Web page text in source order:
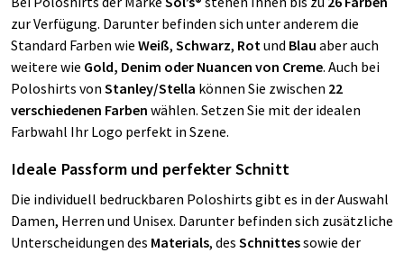
zur Verfügung. Darunter befinden sich unter anderem die
Standard Farben wie Weiß, Schwarz, Rot und Blau aber auch
weitere wie Gold, Denim oder Nuancen von Creme. Auch bei
Poloshirts von Stanley/Stella können Sie zwischen 22
verschiedenen Farben wählen. Setzen Sie mit der idealen
Farbwahl Ihr Logo perfekt in Szene.
Ideale Passform und perfekter Schnitt
Die individuell bedruckbaren Poloshirts gibt es in der Auswahl
Damen, Herren und Unisex. Darunter befinden sich zusätzliche
Unterscheidungen des Materials, des Schnittessowie der